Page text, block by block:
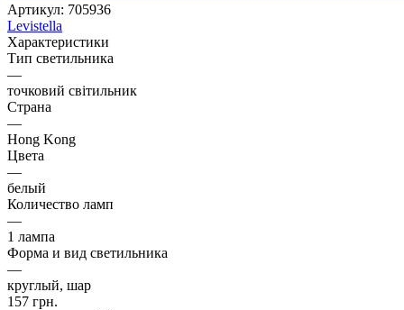
Артикул: 705936
Levistella
Характеристики
Тип светильника
—
точковий світильник
Страна
—
Hong Kong
Цвета
—
белый
Количество ламп
—
1 лампа
Форма и вид светильника
—
круглый, шар
157 грн.